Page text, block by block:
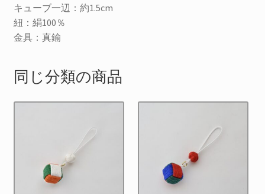
キューブ一辺：約1.5cm
紐：絹100％
金具：真鍮
同じ分類の商品